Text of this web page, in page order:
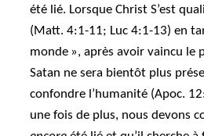
été lié. Lorsque Christ S’est
(Matt. 4:1-11; Luc 4:1-13) en
monde », après avoir vaincu le
Satan ne sera bientôt plus
confondre l’humanité (Apoc.
une fois de plus, nous devons